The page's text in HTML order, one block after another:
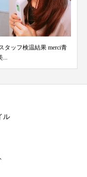
12 スタッフ検温結果 merci青葉
美容...
ル